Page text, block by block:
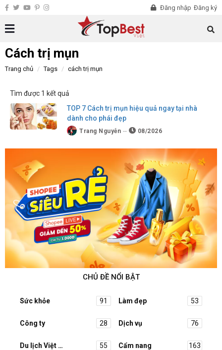
Đăng nhập Đăng ký
Cách trị mụn
Trang chủ Tags cách trị mụn
Tìm được 1 kết quả
TOP 7 Cách trị mụn hiệu quả ngay tại nhà
dành cho phái đẹp
Trang Nguyễn 08/2026
CHỦ ĐỀ NỔI BẬT
Sức khỏe 91 Làm đẹp 53
Công ty 28 Dịch vụ 76
Du lịch Việt Nam 55 Cẩm nang 163